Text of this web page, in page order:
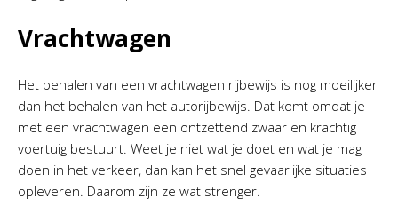
Vrachtwagen
Het behalen van een vrachtwagen rijbewijs is nog moeilijker
dan het behalen van het autorijbewijs. Dat komt omdat je
met een vrachtwagen een ontzettend zwaar en krachtig
voertuig bestuurt. Weet je niet wat je doet en wat je mag
doen in het verkeer, dan kan het snel gevaarlijke situaties
opleveren. Daarom zijn ze wat strenger.